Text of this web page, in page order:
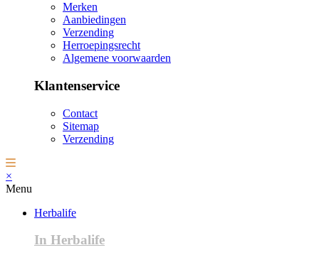
Merken
Aanbiedingen
Verzending
Herroepingsrecht
Algemene voorwaarden
Klantenservice
Contact
Sitemap
Verzending
×
Menu
Herbalife
In Herbalife